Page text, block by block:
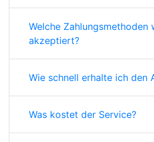
Welche Zahlungsmethoden
akzeptiert?
Wie schnell erhalte ich den
Was kostet der Service?